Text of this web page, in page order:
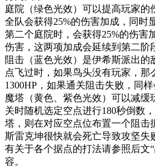
庭院（绿色光效）可以提高玩家的
全队会获得25%的伤害加成，同时
第二个庭院时，会获得25%的伤害
伤害，这两项加成会延续到第二阶
阻击（蓝色光效）是伊希斯派出的
点飞过时，如果鸟头没有玩家，那
1300HP，如果通关阻击失败，同样
魔塔（黄色、紫色光效）可以减缓
关时随机选定空点进行180秒倒数
塔，则在对应空点位布置一个阻击
斯雷克坤很快就会死亡导致攻坚失
有关于各个据点的打法请参照后文
容。